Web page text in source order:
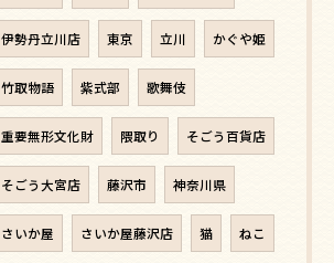
伊勢丹立川店 東京 立川 かぐや姫
竹取物語 紫式部 歌舞伎
重要無形文化財 隈取り そごう百貨店
そごう大宮店 藤沢市 神奈川県
さいか屋 さいか屋藤沢店 猫 ねこ